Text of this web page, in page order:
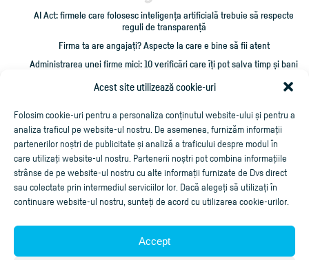
Acest site utilizează cookie-uri
Folosim cookie-uri pentru a personaliza conținutul website-ului și pentru a
analiza traficul pe website-ul nostru. De asemenea, furnizăm informații
partenerilor noștri de publicitate și analiză a traficului despre modul în
care utilizați website-ul nostru. Partenerii noștri pot combina informațiile
strânse de pe website-ul nostru cu alte informații furnizate de Dvs direct
sau colectate prin intermediul serviciilor lor. Dacă alegeți să utilizați în
continuare website-ul nostru, sunteți de acord cu utilizarea cookie-urilor.
Accept
AI Act: firmele care folosesc inteligența artificială trebuie să respecte
reguli de transparență
Firma ta are angajați? Aspecte la care e bine să fii atent
Administrarea unei firme mici: 10 verificări care îți pot salva timp și bani
Cum împrumut firma cu bani și cum îmi recuperez creditarea?